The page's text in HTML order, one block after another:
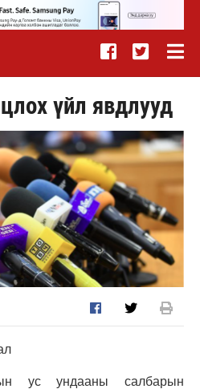
үйл явдлууд
ус ундааны салбарын